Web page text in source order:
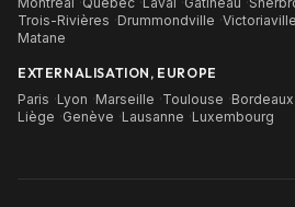
Trois-Rivières ·Drummondville ·Victoriaville
Matane
EXTERNALISATION, EUROPE
Paris ·Lyon ·Marseille ·Toulouse ·Bordeaux
Liège ·Genève ·Lausanne ·Luxembourg